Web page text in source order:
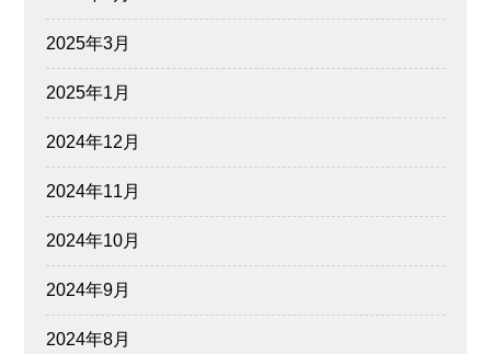
2025年3月
2025年1月
2024年12月
2024年11月
2024年10月
2024年9月
2024年8月